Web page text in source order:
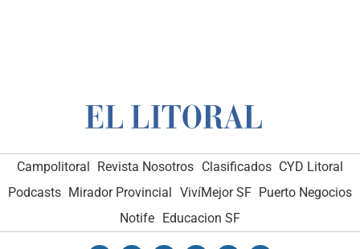
Campolitoral Revista Nosotros Clasificados CYD Litoral
Podcasts Mirador Provincial VivíMejor SF Puerto Negocios
Notife
Educacion SF